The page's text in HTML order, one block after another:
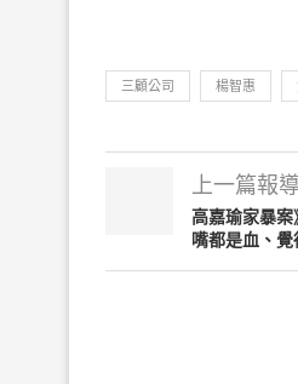
三顧公司 楊智惠
上一篇報導
高嘉瑜家暴
嘴都是血、